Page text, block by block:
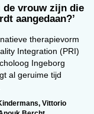
de vrouw zijn die
aangedaan?’
therapievorm
Integration (PRI)
Ingeborg
al geruime tijd
, Vittorio